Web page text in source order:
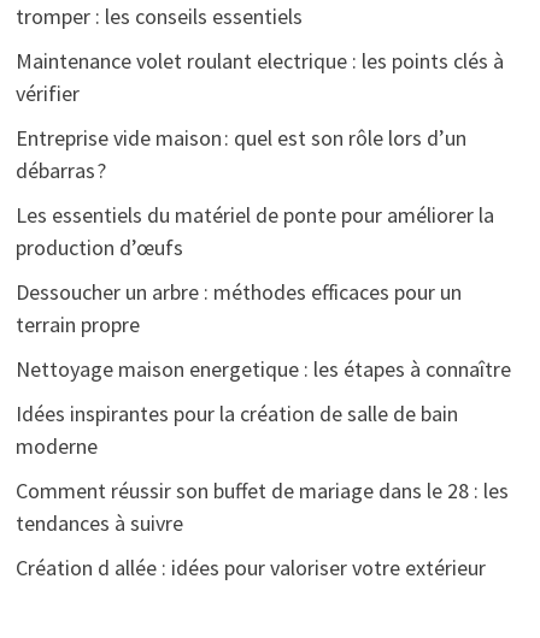
tromper : les conseils essentiels
Maintenance volet roulant electrique : les points clés à
vérifier
Entreprise vide maison : quel est son rôle lors d’un
débarras ?
Les essentiels du matériel de ponte pour améliorer la
production d’œufs
Dessoucher un arbre : méthodes efficaces pour un
terrain propre
Nettoyage maison energetique : les étapes à connaître
Idées inspirantes pour la création de salle de bain
moderne
Comment réussir son buffet de mariage dans le 28 : les
tendances à suivre
Création d allée : idées pour valoriser votre extérieur